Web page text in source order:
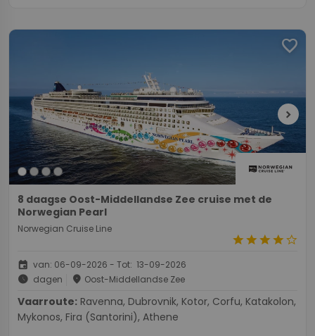
favorite
chevron_right
8 daagse Oost-Middellandse Zee cruise met de
Norwegian Pearl
Norwegian Cruise Line
starstarstarstarstar_border
event van: 06-09-2026 - Tot: 13-09-2026
schedule dagen place Oost-Middellandse Zee
Vaarroute:
Mykonos, Fira (Santorini), Athene